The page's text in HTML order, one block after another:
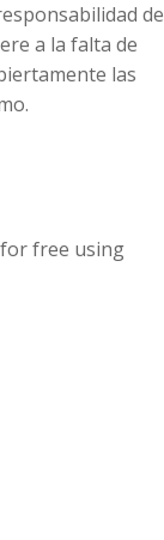
de
a la falta de
las
free using